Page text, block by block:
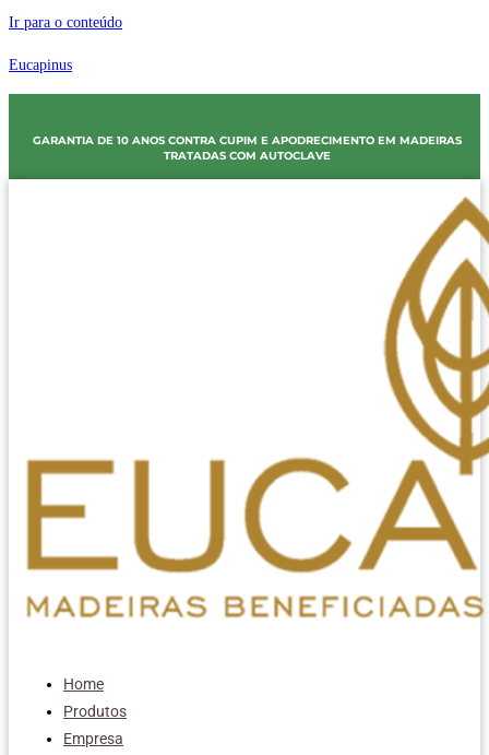
Ir para o conteúdo
Eucapinus
GARANTIA DE 10 ANOS CONTRA CUPIM E APODRECIMENTO EM MADEIRAS
TRATADAS COM AUTOCLAVE
Home
Produtos
Empresa